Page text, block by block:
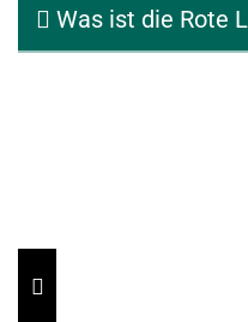
Was ist die Rote